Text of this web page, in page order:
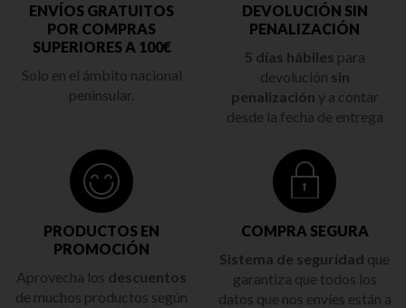
ENVÍOS GRATUITOS
POR COMPRAS
SUPERIORES A 100€
Solo en el ámbito nacional
peninsular.
DEVOLUCIÓN SIN
PENALIZACIÓN
5 días hábiles para
devolución sin
penalización y a contar
desde la fecha de entrega
PRODUCTOS EN
PROMOCIÓN
Aprovecha los descuentos
de muchos productos según
COMPRA SEGURA
Sistema de seguridad que
garantiza que todos los
datos que nos envíes están a